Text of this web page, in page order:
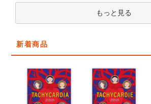
もっと見る
新着商品